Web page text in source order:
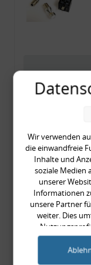
Wir verwenden
die einwandfreie
Inhalte und
soziale Medien
unserer
Informationen
unsere Partner
weiter. Dies
Products)
weiteren Daten